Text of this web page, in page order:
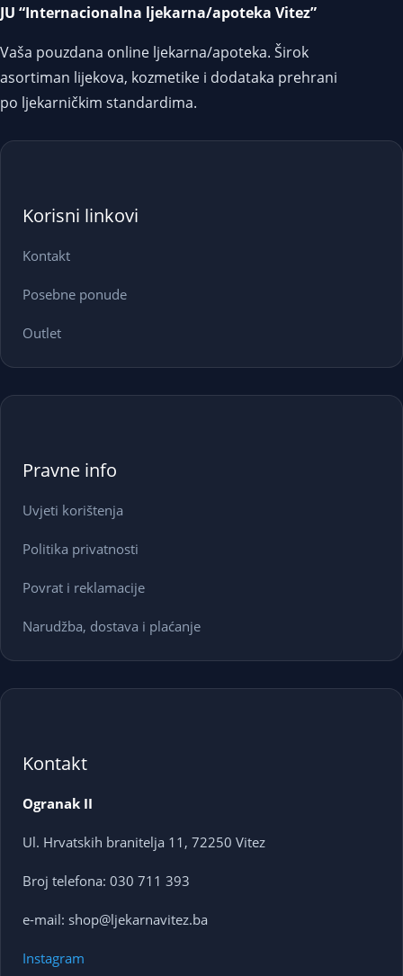
JU “Internacionalna ljekarna/apoteka Vitez”
Vaša pouzdana online ljekarna/apoteka. Širok
asortiman lijekova, kozmetike i dodataka prehrani
po ljekarničkim standardima.
Korisni linkovi
Kontakt
Posebne ponude
Outlet
Pravne info
Uvjeti korištenja
Politika privatnosti
Povrat i reklamacije
Narudžba, dostava i plaćanje
Kontakt
Ogranak II
Ul. Hrvatskih branitelja 11, 72250 Vitez
Broj telefona: 030 711 393
e-mail: shop@ljekarnavitez.ba
Instagram